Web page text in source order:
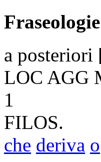
Fraseologie
a posteriori
LOC AGG
1
FILOS.
che deriva o